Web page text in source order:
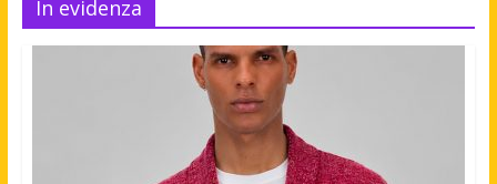
In evidenza